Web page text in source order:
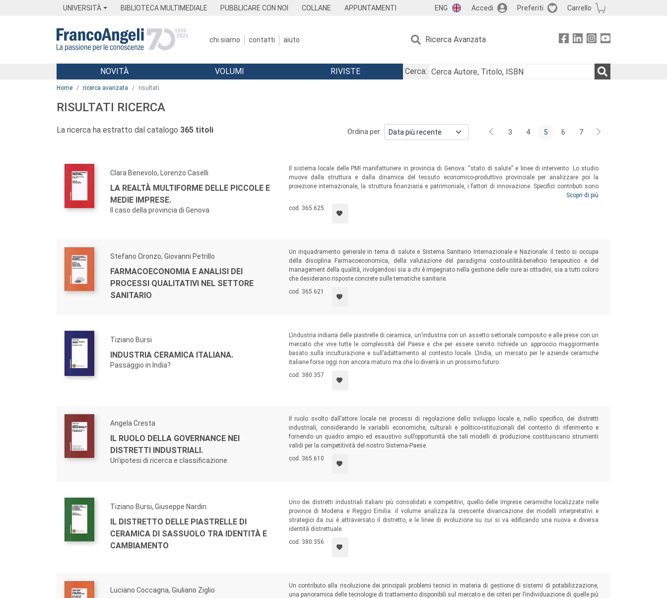
UNIVERSITÀ BIBLIOTECA MULTIMEDIALE PUBBLICARE CON NOI COLLANE APPUNTAMENTI ENG Accedi Preferiti Carrello
chi siamo contatti aiuto Ricerca Avanzata
Menu
NOVITÀ VOLUMI RIVISTE
Cerca:
Home ricerca avanzata risultati
RISULTATI RICERCA
La ricerca ha estratto dal catalogo 365 titoli Ordina per 3 4 5 6 7
Clara Benevolo, Lorenzo Caselli
LA REALTÀ MULTIFORME DELLE PICCOLE E
MEDIE IMPRESE.
Il caso della provincia di Genova
Il sistema locale delle PMI manifatturiere in provincia di Genova: “stato di salute” e linee di intervento. Lo studio
muove dalla struttura e dalla dinamica del tessuto economico-produttivo provinciale per analizzare poi la
proiezione internazionale, la struttura finanziaria e patrimoniale, i fattori di innovazione. Specifici contributi sono
Scopri di più
cod. 365.625
Stefano Oronzo, Giovanni Petrillo
FARMACOECONOMIA E ANALISI DEI
PROCESSI QUALITATIVI NEL SETTORE
SANITARIO
Un inquadramento generale in tema di salute e Sistema Sanitario Internazionale e Nazionale: il testo si occupa
della disciplina Farmacoeconomica, della valutazione del paradigma costo-utilità-beneficio terapeutico e del
management della qualità, rivolgendosi sia a chi è impegnato nella gestione delle cure ai cittadini, sia a tutti coloro
che desiderano risposte concrete sulle tematiche sanitarie.
cod. 365.621
Tiziano Bursi
INDUSTRIA CERAMICA ITALIANA.
Passaggio in India?
L’industria indiana delle piastrelle di ceramica, un’industria con un assetto settoriale composito e alle prese con un
mercato che vive tutte le complessità del Paese e che per essere servito richiede un approccio maggiormente
basato sulla inculturazione e sull’adattamento al contesto locale. L’India, un mercato per le aziende ceramiche
italiane forse oggi non ancora maturo ma che lo diverrà in un prossimo futuro.
cod. 380.357
Angela Cresta
IL RUOLO DELLA GOVERNANCE NEI
DISTRETTI INDUSTRIALI.
Un'ipotesi di ricerca e classificazione
Il ruolo svolto dall’attore locale nei processi di regolazione dello sviluppo locale e, nello specifico, dei distretti
industriali, considerando le variabili economiche, culturali e politico-istituzionali del contesto di riferimento e
fornendo un quadro ampio ed esaustivo sull’opportunità che tali modelli di produzione costituiscano strumenti
validi per la competitività del nostro Sistema-Paese.
cod. 365.610
Tiziano Bursi, Giuseppe Nardin
IL DISTRETTO DELLE PIASTRELLE DI
CERAMICA DI SASSUOLO TRA IDENTITÀ E
CAMBIAMENTO
Uno dei distretti industriali italiani più consolidati e competitivi, quello delle imprese ceramiche localizzate nelle
province di Modena e Reggio Emilia: il volume analizza la crescente divaricazione dei modelli interpretativi e
strategici da cui è attraversato il distretto, e le linee di evoluzione su cui si va edificando una nuova e diversa
identità distrettuale.
cod. 380.356
Luciano Coccagna, Giuliano Ziglio
Un contributo alla risoluzione dei principali problemi tecnici in materia di gestione di sistemi di potabilizzazione,
una panoramica delle tecnologie di trattamento disponibili sul mercato e dei criteri per l’individuazione di quelle più